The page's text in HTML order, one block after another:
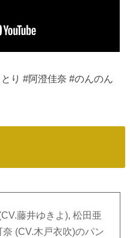
り #阿澄佳奈 #のんのん
藤井ゆきよ), 松田亜
(CV.木戸衣吹)のパン